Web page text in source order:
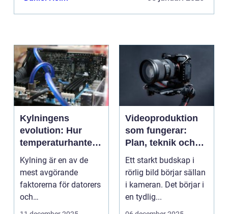
Kylningens
evolution: Hur
temperaturhanteri
ng formar
prestanda och
design
Kylning är en av de
mest avgörande
faktorerna för datorers
och
elektronikkomponenter
Videoproduktion
som fungerar:
Plan, teknik och
leverans
Ett starkt budskap i
rörlig bild börjar sällan
i kameran. Det börjar i
en tydlig...